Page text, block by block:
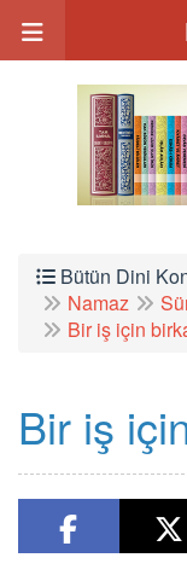
Bütün Dini
Namaz
Bir iş için
Bir iş